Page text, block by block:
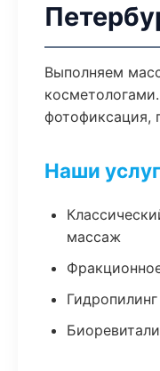
Выполняем
фотофиксация,
Наши
массаж